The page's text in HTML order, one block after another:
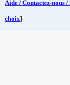
Aide / Contactez-nous
choix]